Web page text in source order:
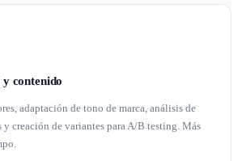
contenido
adaptación de tono de marca, análisis de
y creación de variantes para A/B testing. Más